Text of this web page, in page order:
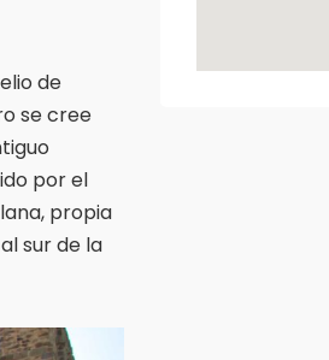
de
se cree
por el
propia
sur de la